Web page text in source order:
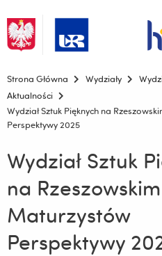
Menu - górna belka
Strona Główna Wydziały
Aktualności
Wydział Sztuk Pięknych na
Perspektywy 2025
Wydział Sztuk
na
Maturzystów
Perspektywy